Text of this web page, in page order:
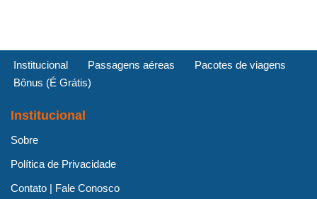
Institucional Passagens aéreas
Pacotes de viagens
Bônus (É Grátis)
Institucional
Sobre
Política de Privacidade
Contato | Fale Conosco